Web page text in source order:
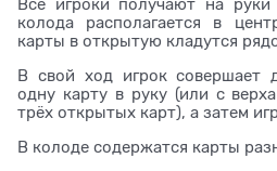
Все игроки получают на
колода располагается в
карты в открытую кладутся
В свой ход игрок совершает
одну карту в руку (или с
трёх открытых карт), а затем
В колоде содержатся карты